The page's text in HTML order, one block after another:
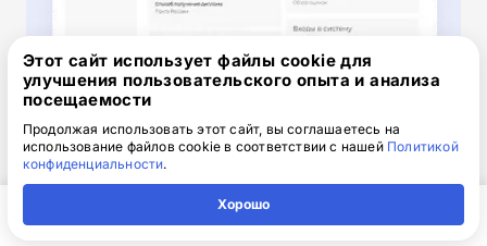
Получите скидку 2 000 ₽
при оплате сегодня!
Этот сайт использует файлы cookie для
улучшения пользовательского опыта и анализа
посещаемости
Продолжая использовать этот сайт, вы соглашаетесь на
использование файлов cookie в соответствии с нашей Политикой
конфиденциальности.
Хорошо